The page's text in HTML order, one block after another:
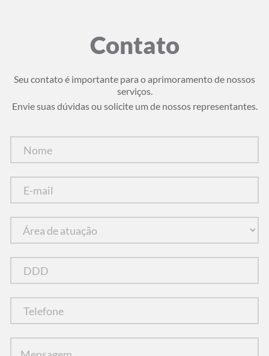
Contato
Seu contato é importante para o aprimoramento de nossos
serviços.
Envie suas dúvidas ou solicite um de nossos representantes.